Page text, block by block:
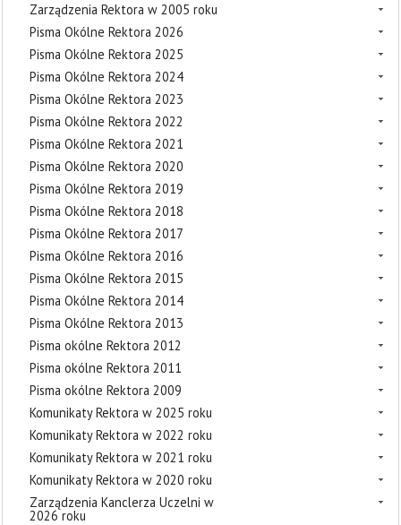
Zarządzenia Rektora w 2005 roku
Pisma Okólne Rektora 2026
Pisma Okólne Rektora 2025
Pisma Okólne Rektora 2024
Pisma Okólne Rektora 2023
Pisma Okólne Rektora 2022
Pisma Okólne Rektora 2021
Pisma Okólne Rektora 2020
Pisma Okólne Rektora 2019
Pisma Okólne Rektora 2018
Pisma Okólne Rektora 2017
Pisma Okólne Rektora 2016
Pisma Okólne Rektora 2015
Pisma Okólne Rektora 2014
Pisma Okólne Rektora 2013
Pisma okólne Rektora 2012
Pisma okólne Rektora 2011
Pisma okólne Rektora 2009
Komunikaty Rektora w 2025 roku
Komunikaty Rektora w 2022 roku
Komunikaty Rektora w 2021 roku
Komunikaty Rektora w 2020 roku
Zarządzenia Kanclerza Uczelni w
2026 roku